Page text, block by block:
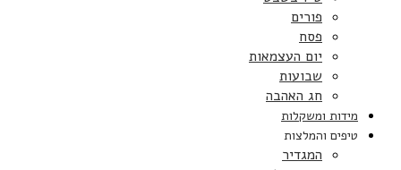
פורים
פסח
יום העצמאות
שבועות
חג האהבה
מידות ומשקלות
טיפים והמלצות
המגדיר